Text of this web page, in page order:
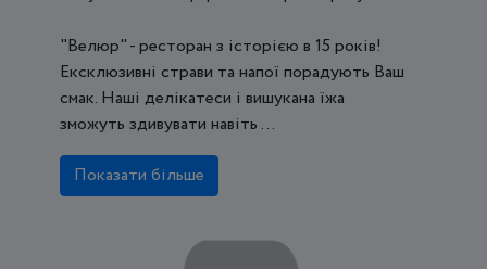
"Велюр" - ресторан з історією в 15 років!
Ексклюзивні страви та напої порадують Ваш
смак. Наші делікатеси і вишукана їжа
зможуть здивувати навіть ...
Показати більше